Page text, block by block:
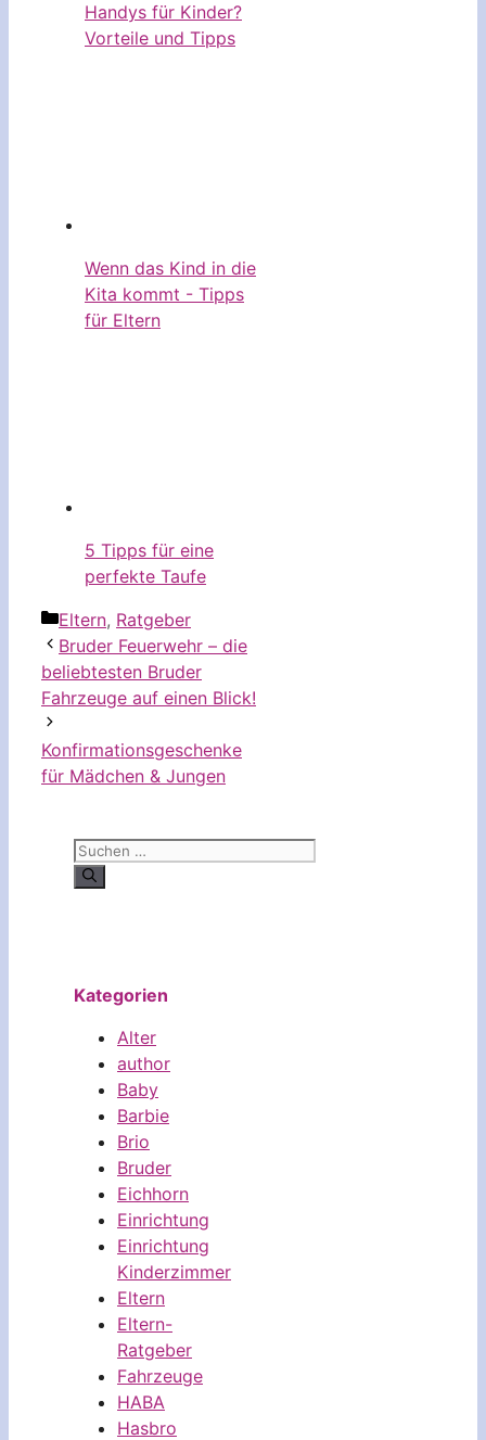
Handys für Kinder?
Vorteile und Tipps
Wenn das Kind in die
Kita kommt - Tipps
für Eltern
5 Tipps für eine
perfekte Taufe
Kategorien
Eltern, Ratgeber
Bruder Feuerwehr – die
beliebtesten Bruder
Fahrzeuge auf einen Blick!
Konfirmationsgeschenke
für Mädchen & Jungen
Suchen
nach:
Kategorien
Alter
author
Baby
Barbie
Brio
Bruder
Eichhorn
Einrichtung
Einrichtung
Kinderzimmer
Eltern
Eltern-
Ratgeber
Fahrzeuge
HABA
Hasbro